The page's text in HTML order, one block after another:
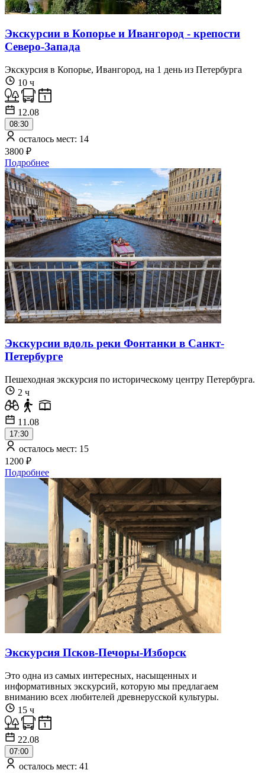
Экскурсии в Копорье и Ивангород - крепости
Северо-Запада
Экскурсия в Копорье, Ивангород, на 1 день из Петербурга
10 ч
12.08
08:30
осталось мест: 14
3800 ₽
Подробнее
Экскурсии вдоль реки Фонтанки в Санкт-
Петербурге
Пешеходная экскурсия по историческому центру Петербурга.
2 ч
11.08
17:30
осталось мест: 15
1200 ₽
Подробнее
Экскурсия Псков-Печоры-Изборск
Это одна из самых интересных, насыщенных и
информативных экскурсий, которую мы предлагаем
вниманию всех любителей древнерусской культуры.
15 ч
22.08
07:00
осталось мест: 41